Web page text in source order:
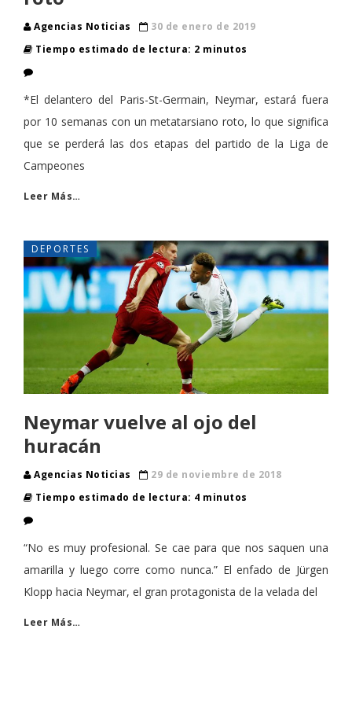
Agencias Noticias
30 de enero de 2019
Tiempo estimado de lectura: 2 minutos
*El delantero del Paris-St-Germain, Neymar, estará fuera
por 10 semanas con un metatarsiano roto, lo que significa
que se perderá las dos etapas del partido de la Liga de
Campeones
Leer Más…
DEPORTES
Neymar vuelve al ojo del
huracán
Agencias Noticias
29 de noviembre de 2018
Tiempo estimado de lectura: 4 minutos
“No es muy profesional. Se cae para que nos saquen una
amarilla y luego corre como nunca.” El enfado de Jürgen
Klopp hacia Neymar, el gran protagonista de la velada del
Leer Más…